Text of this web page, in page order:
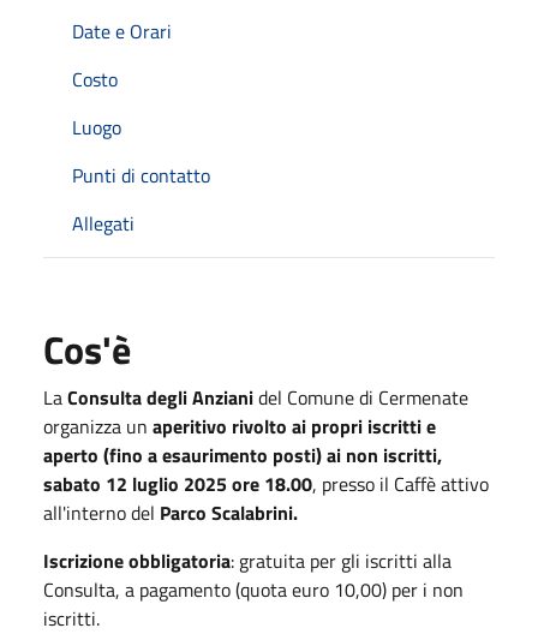
Date e Orari
Costo
Luogo
Punti di contatto
Allegati
Cos'è
LaConsulta degli Anzianidel Comune di Cermenate
organizza un aperitivo rivolto ai propri iscritti e
aperto (fino a esaurimento posti) ai non iscritti,
sabato 12 luglio 2025 ore 18.00, presso il Caffè attivo
all'interno del Parco Scalabrini.
Iscrizione obbligatoria: gratuita per gli iscritti alla
Consulta, a pagamento (quota euro 10,00) per i non
iscritti.